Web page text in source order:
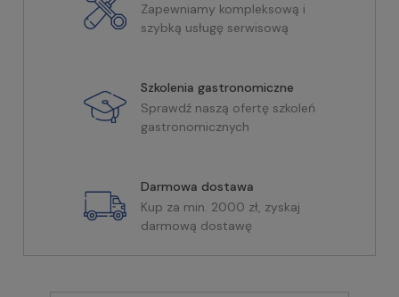
Zapewniamy kompleksową i
szybką usługę serwisową
Szkolenia gastronomiczne
Sprawdź naszą ofertę szkoleń
gastronomicznych
Darmowa dostawa
Kup za min. 2000 zł, zyskaj
darmową dostawę